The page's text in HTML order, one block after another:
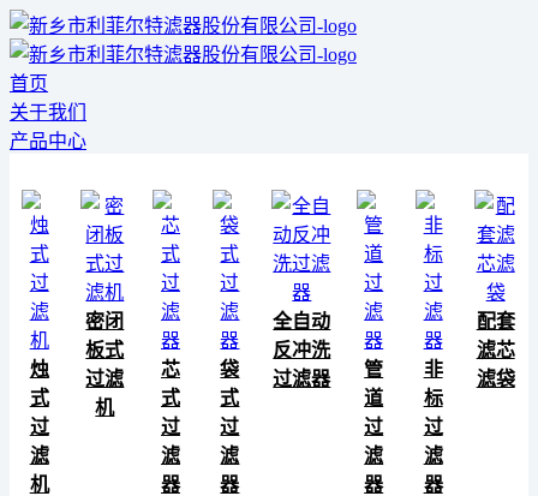
首页
关于我们
产品中心
烛
式
过
滤
机
密闭
板式
过滤
机
芯
式
过
滤
器
袋
式
过
滤
器
全自动
反冲洗
过滤器
管
道
过
滤
器
非
标
过
滤
器
配套
滤芯
滤袋